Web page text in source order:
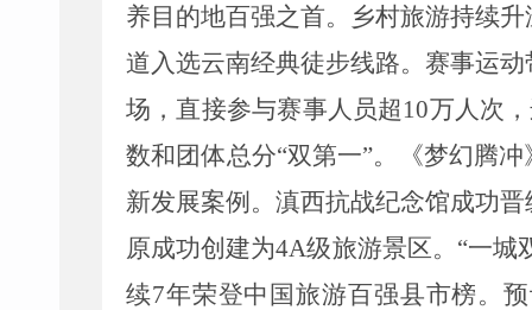
养目的地百强之首。乡村旅游持续升
道入选云南经典徒步线路。赛事运动
场，直接参与赛事人员超 10万人次
数和团体总分“双第一”。
《梦幻腾
新发展案例。滇西抗战纪念馆成功
原成功创建为4A级旅游景区。 “一城
续7年荣登中国旅游百强县市榜。